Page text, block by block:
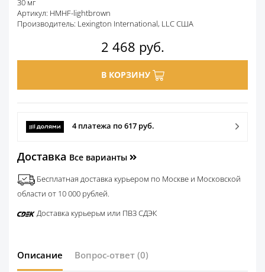
30 мг
Артикул: HMHF-lightbrown
Производитель: Lexington International, LLC США
2 468 руб.
В КОРЗИНУ
4 платежа по 617 руб.
Доставка Все варианты
Бесплатная доставка курьером по Москве и Московской
области от 10 000 рублей.
Доставка курьерьм или ПВЗ СДЭК
Описание Вопрос-ответ(0)